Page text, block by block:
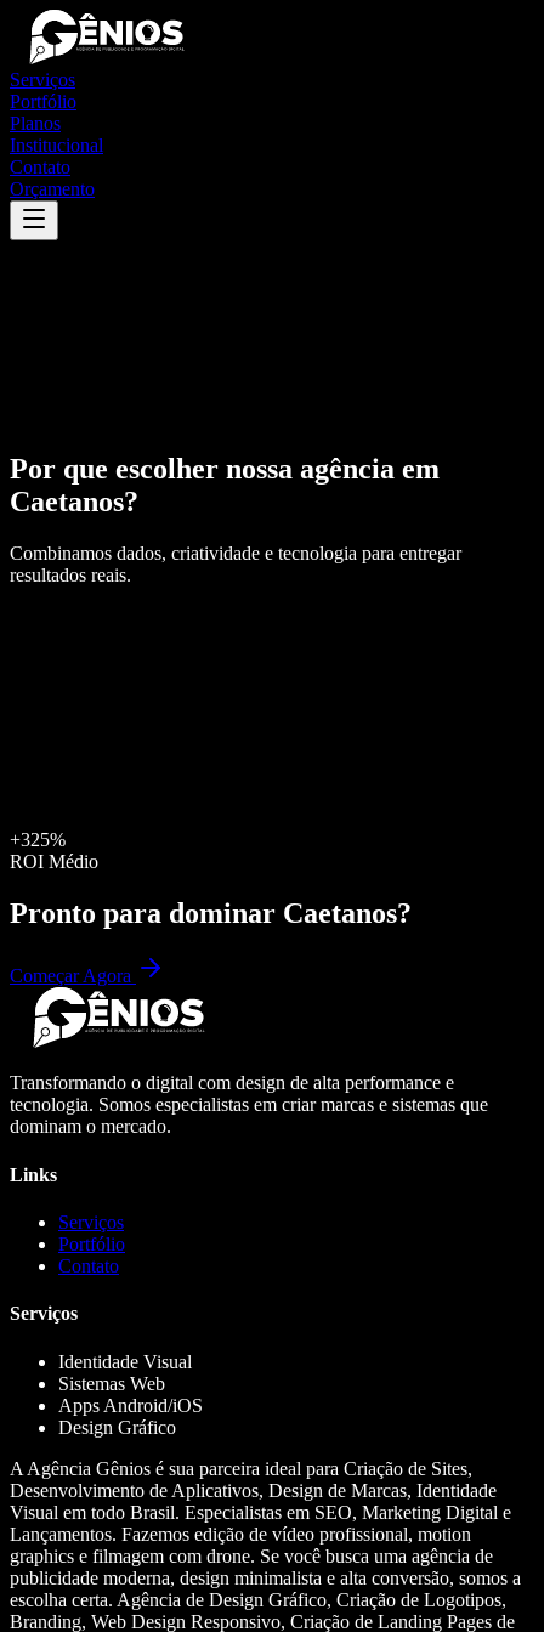
Serviços
Portfólio
Planos
Institucional
Contato
Orçamento
Por que escolher nossa agência em
Caetanos?
Combinamos dados, criatividade e tecnologia para entregar
resultados reais.
+325%
ROI Médio
Pronto para dominar Caetanos?
Começar Agora
Transformando o digital com design de alta performance e
tecnologia. Somos especialistas em criar marcas e sistemas que
dominam o mercado.
Links
Serviços
Portfólio
Contato
Serviços
Identidade Visual
Sistemas Web
Apps Android/iOS
Design Gráfico
A Agência Gênios é sua parceira ideal para Criação de Sites,
Desenvolvimento de Aplicativos, Design de Marcas, Identidade
Visual em todo Brasil. Especialistas em SEO, Marketing Digital e
Lançamentos. Fazemos edição de vídeo profissional, motion
graphics e filmagem com drone. Se você busca uma agência de
publicidade moderna, design minimalista e alta conversão, somos a
escolha certa. Agência de Design Gráfico, Criação de Logotipos,
Branding, Web Design Responsivo, Criação de Landing Pages de